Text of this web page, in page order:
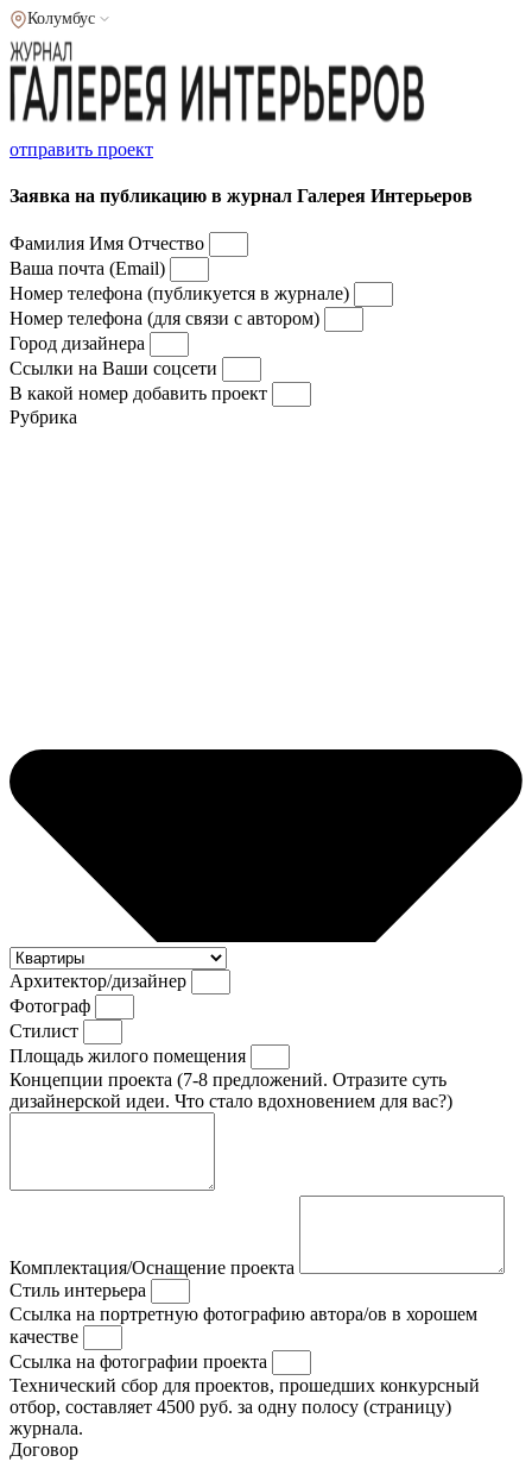
Колумбус
отправить проект
Заявка на публикацию в журнал Галерея Интерьеров
Фамилия Имя Отчество
Ваша почта (Email)
Номер телефона (публикуется в журнале)
Номер телефона (для связи с автором)
Город дизайнера
Ссылки на Ваши соцсети
В какой номер добавить проект
Рубрика
Архитектор/дизайнер
Фотограф
Стилист
Площадь жилого помещения
Концепции проекта (7-8 предложений. Отразите суть
дизайнерской идеи. Что стало вдохновением для вас?)
Комплектация/Оснащение проекта
Стиль интерьера
Ссылка на портретную фотографию автора/ов в хорошем
качестве
Ссылка на фотографии проекта
Технический сбор для проектов, прошедших конкурсный
отбор, составляет 4500 руб. за одну полосу (страницу)
журнала.
Договор